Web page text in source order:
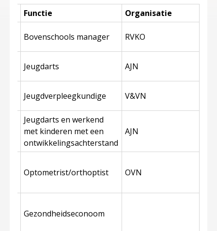
Functie
Organisatie
Bovenschools manager RVKO
Jeugdarts AJN
Jeugdverpleegkundige V&VN
Jeugdarts en werkend
met kinderen met een
ontwikkelingsachterstand
AJN
Optometrist/orthoptist OVN
Gezondheidseconoom